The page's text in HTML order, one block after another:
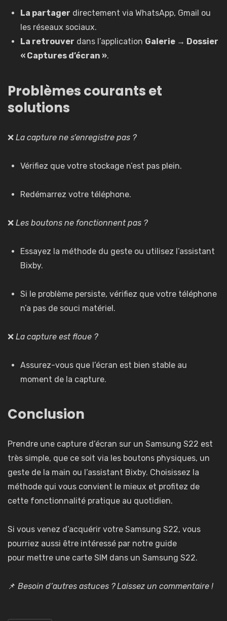
La partager directement via WhatsApp, Gmail ou
les réseaux sociaux.
La retrouver dans l’application Galerie → Dossier
« Captures d’écran ».
Problèmes courants et
solutions
❌ La capture ne s’enregistre pas ?
Vérifiez que votre stockage n’est pas plein.
Redémarrez votre téléphone.
❌ Les boutons ne fonctionnent pas ?
Essayez la méthode du geste ou utilisez l’assistant
Bixby.
Si le problème persiste, vérifiez que votre téléphone
n’a pas de souci matériel.
❌ La capture est floue ?
Assurez-vous que l’écran est bien stable au
moment de la capture.
Conclusion
Prendre une capture d’écran sur un Samsung S22 est
très simple, que ce soit via les boutons physiques, un
geste de la main ou l’assistant Bixby. Choisissez la
méthode qui vous convient le mieux et profitez de
cette fonctionnalité pratique au quotidien.
Si vous venez d’acquérir votre Samsung S22, vous
pourriez aussi être intéressé par notre guide
pour mettre une carte SIM dans un Samsung S22.
📌 Besoin d’autres astuces ? Laissez un commentaire !